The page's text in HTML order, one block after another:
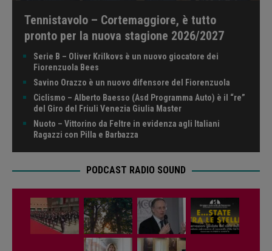
Tennistavolo – Cortemaggiore, è tutto
pronto per la nuova stagione 2026/2027
Serie B – Oliver Krilkovs è un nuovo giocatore dei
Fiorenzuola Bees
Savino Orazzo è un nuovo difensore del Fiorenzuola
Ciclismo – Alberto Baesso (Asd Programma Auto) è il “re”
del Giro del Friuli Venezia Giulia Master
Nuoto – Vittorino da Feltre in evidenza agli Italiani
Ragazzi con Pilla e Barbazza
PODCAST RADIO SOUND